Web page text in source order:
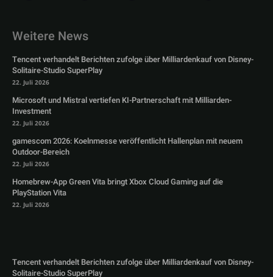
Weitere News
Tencent verhandelt Berichten zufolge über Milliardenkauf von Disney-
Solitaire-Studio SuperPlay
22. Juli 2026
Microsoft und Mistral vertiefen KI-Partnerschaft mit Milliarden-
Investment
22. Juli 2026
gamescom 2026: Koelnmesse veröffentlicht Hallenplan mit neuem
Outdoor-Bereich
22. Juli 2026
Homebrew-App Green Vita bringt Xbox Cloud Gaming auf die
PlayStation Vita
22. Juli 2026
Tencent verhandelt Berichten zufolge über Milliardenkauf von Disney-
Solitaire-Studio SuperPlay